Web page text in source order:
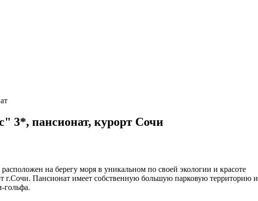
3*, пансионат, курорт Сочи
на берегу моря в уникальном по своей экологии и красоте
г.Сочи. Пансионат имеет собственную большую парковую территорию и
гольфа.